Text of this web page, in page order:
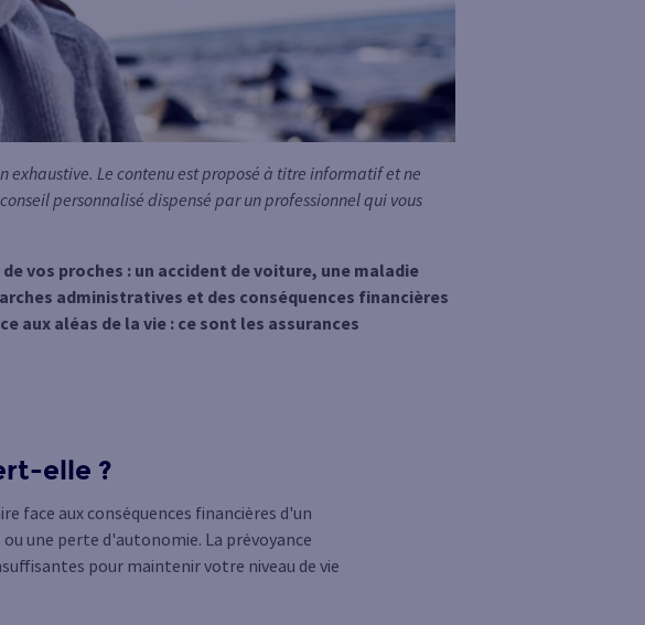
exhaustive. Le contenu est proposé à titre informatif et ne
personnalisé dispensé par un professionnel qui vous
vos proches : un accident de voiture, une maladie
administratives et des conséquences financières
aléas de la vie : ce sont les assurances
elle ?
face aux conséquences financières d'un
une perte d'autonomie. La prévoyance
pour maintenir votre niveau de vie